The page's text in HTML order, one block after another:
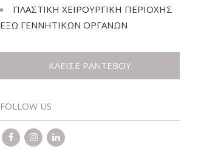
ΒΡΑΧΙΟΝΟΠΛΑΣΤΙΚΉ
ΠΛΑΣΤΙΚΗ ΧΕΙΡΟΥΡΓΙΚΗ ΠΕΡΙΟΧΗΣ
ΕΞΩ ΓΕΝΝΗΤΙΚΩΝ ΟΡΓΑΝΩΝ
ΚΛΕΙΣΕ ΡΑΝΤΕΒΟΥ
FOLLOW US